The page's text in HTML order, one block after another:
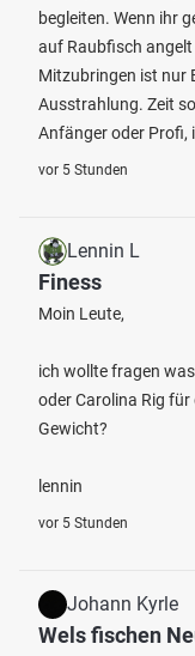
begleiten. Wenn ihr
auf Raubfisch
Mitzubringen ist nur
Ausstrahlung. Zeit
Anfänger oder Profi,
vor 5 Stunden
Lennin L
Finess
Moin Leute,
ich wollte fragen
oder Carolina Rig
Gewicht?
lennin
vor 5 Stunden
Johann Kyrle
Wels fischen